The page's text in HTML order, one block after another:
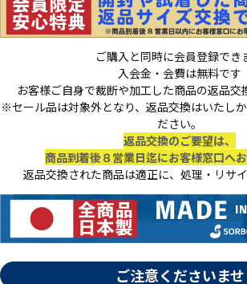
ご購入と同時に会員登録でき
入会金・会費は無料です
お客様ご自身で裁断や加工した商品の返品交
※セール品は対象外となり、返品交換はいたし
ださい。
返品交換のご要望は、
商品到着後８営業日迄にお客様窓口へ
返品交換された商品は適正に、処理・リサイ
ご注意くださいませ